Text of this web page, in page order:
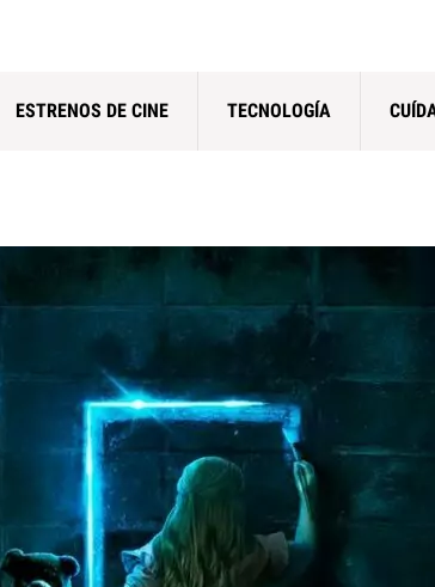
ESTRENOS DE CINE TECNOLOGÍA